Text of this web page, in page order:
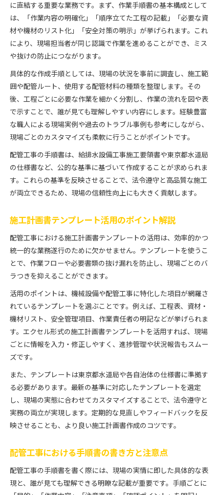
に直結する重要な業務です。まず、作業手順書の基本構成として
は、「作業内容の明確化」「順序立てた工程の記載」「必要な資
材や機材のリスト化」「安全対策の明示」が挙げられます。これ
により、現場担当者が同じ認識で作業を進めることができ、ミス
や抜けの防止につながります。
具体的な作成手順としては、現場の状況を事前に調査し、施工範
囲や配管ルート、使用する配管材料の種類を整理します。その
後、工程ごとに必要な作業を細かく分割し、作業の流れを図や表
で示すことで、誰が見ても理解しやすい内容にします。経験豊富
な職人による現場実例や過去のトラブル事例も参考にしながら、
現場ごとのカスタマイズも柔軟に行うことがポイントです。
配管工事の手順書は、給排水設備工事施工要領書や東京都水道局
の仕様書など、公的な基準に基づいて作成することが求められま
す。これらの基準を反映させることで、法令遵守と高品質な施工
が両立できるため、現場の信頼性向上にも大きく貢献します。
施工計画書テンプレート活用のポイント解説
配管工事における施工計画書テンプレートの活用は、効率的かつ
統一的な業務遂行のために欠かせません。テンプレートを使うこ
とで、作業フローや必要書類の抜け漏れを防止し、現場ごとのバ
ラつきを抑えることができます。
活用のポイントは、機械設備や配管工事に特化した項目が網羅さ
れているテンプレートを選ぶことです。例えば、工程表、資材・
機材リスト、安全管理項目、作業責任者の明記などが挙げられま
す。エクセル形式の施工計画書テンプレートを活用すれば、現場
ごとに情報を入力・修正しやすく、進捗管理や状況報告もスムー
ズです。
また、テンプレートは東京都水道局や各自治体の仕様書に準拠す
る必要があります。最新の基準に対応したテンプレートを選定
し、現場の実態に合わせてカスタマイズすることで、法令遵守と
実務の両立が実現します。定期的な見直しやフィードバックを反
映させることも、より良い施工計画書作成のコツです。
配管工事における手順書の書き方と注意点
配管工事の手順書を書く際には、現場の実情に即した具体的な表
現と、誰が見ても理解できる明瞭な記載が重要です。手順ごとに